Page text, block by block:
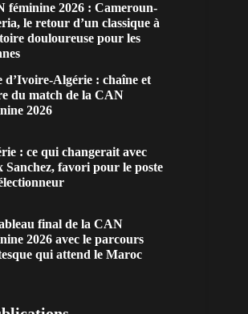
féminine 2026 : Cameroun-
le retour d’un classique à
douloureuse pour les
d’Ivoire-Algérie : chaîne et
du match de la CAN
2026
: ce qui changerait avec
Sanchez, favori pour le poste
final de la CAN
2026 avec le parcours
qui attend le Maroc